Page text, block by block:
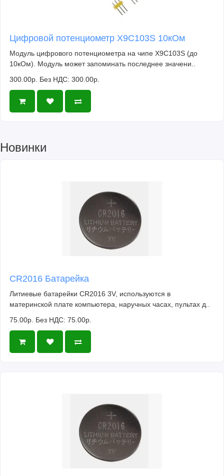
Цифровой потенциометр X9C103S 10кОм
Модуль цифрового потенциометра на чипе X9C103S (до
10кОм). Модуль может запоминать последнее значени..
300.00р. Без НДС: 300.00р.
Новинки
CR2016 Батарейка
Литиевые батарейки CR2016 3V, используются в
материнской плате компьютера, наручных часах, пультах д..
75.00р. Без НДС: 75.00р.